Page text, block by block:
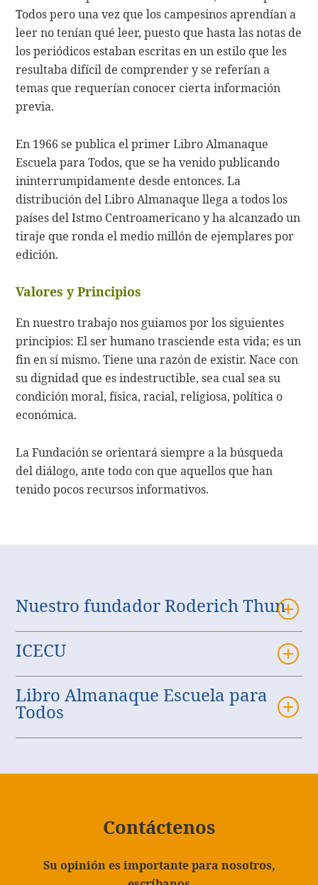
Todos pero una vez que los campesinos aprendían a
leer no tenían qué leer, puesto que hasta las notas de
los periódicos estaban escritas en un estilo que les
resultaba difícil de comprender y se referían a
temas que requerían conocer cierta información
previa.
En 1966 se publica el primer Libro Almanaque
Escuela para Todos, que se ha venido publicando
ininterrumpidamente desde entonces. La
distribución del Libro Almanaque llega a todos los
países del Istmo Centroamericano y ha alcanzado un
tiraje que ronda el medio millón de ejemplares por
edición.
Valores y Principios
En nuestro trabajo nos guiamos por los siguientes
principios: El ser humano trasciende esta vida; es un
fin en sí mismo. Tiene una razón de existir. Nace con
su dignidad que es indestructible, sea cual sea su
condición moral, física, racial, religiosa, política o
económica.
La Fundación se orientará siempre a la búsqueda
del diálogo, ante todo con que aquellos que han
tenido pocos recursos informativos.
Nuestro fundador Roderich Thun
ICECU
Libro Almanaque Escuela para
Todos
Contáctenos
Su opinión es importante para nosotros,